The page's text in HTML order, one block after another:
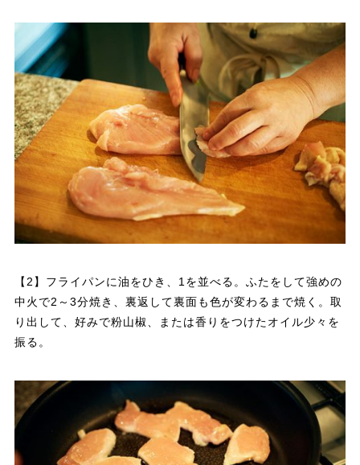
【2】フライパンに油をひき、1を並べる。ふたをして強めの
中火で2～3分焼き、裏返して裏面も色が変わるまで焼く。取
り出して、好みで粉山椒、または香りをつけたオイル少々を
振る。